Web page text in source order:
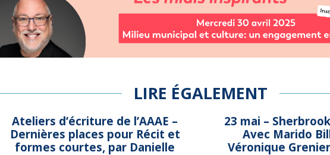
LIRE ÉGALEMENT
Ateliers d’écriture de l’AAAE –
Dernières places pour Récit et
formes courtes, par Danielle
23 mai –
Avec Marido
Véronique